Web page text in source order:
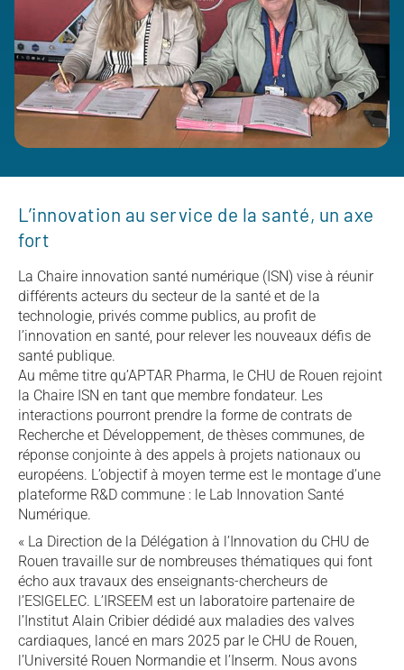
L’innovation au service de la santé, un axe
fort
La Chaire innovation santé numérique (ISN) vise à réunir
différents acteurs du secteur de la santé et de la
technologie, privés comme publics, au profit de
l’innovation en santé, pour relever les nouveaux défis de
santé publique.
Au même titre qu’APTAR Pharma, le CHU de Rouen rejoint
la Chaire ISN en tant que membre fondateur. Les
interactions pourront prendre la forme de contrats de
Recherche et Développement, de thèses communes, de
réponse conjointe à des appels à projets nationaux ou
européens. L’objectif à moyen terme est le montage d’une
plateforme R&D commune : le Lab Innovation Santé
Numérique.
« La Direction de la Délégation à l’Innovation du CHU de
Rouen travaille sur de nombreuses thématiques qui font
écho aux travaux des enseignants-chercheurs de
l’ESIGELEC. L’IRSEEM est un laboratoire partenaire de
l’Institut Alain Cribier dédidé aux maladies des valves
cardiaques, lancé en mars 2025 par le CHU de Rouen,
l’Université Rouen Normandie et l’Inserm. Nous avons